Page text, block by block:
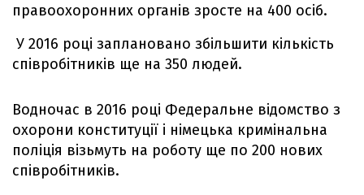
правоохоронних органів зросте на 400 осіб.
У 2016 році заплановано збільшити кількість
співробітників ще на 350 людей.
Водночас в 2016 році Федеральне відомство з
охорони конституції і німецька кримінальна
поліція візьмуть на роботу ще по 200 нових
співробітників.